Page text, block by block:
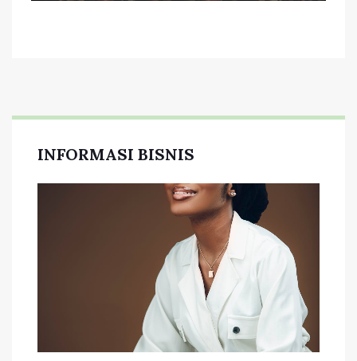
INFORMASI BISNIS